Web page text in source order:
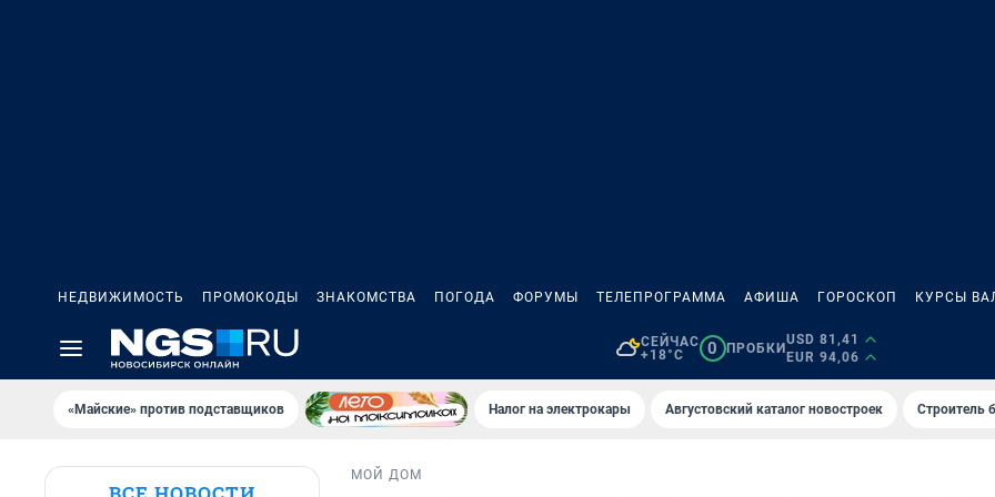
НЕДВИЖИМОСТЬ ПРОМОКОДЫ ЗНАКОМСТВА ПОГОДА ФОРУМЫ ТЕЛЕПРОГРАММА АФИША ГОРОСКОП КУРСЫ
СЕЙЧАС
+18°C
0 ПРОБКИ
USD 81,41
EUR 94,06
«Майские» против подставщиков Налог на электрокары Августовский каталог новостроек Строитель
МОЙ ДОМ